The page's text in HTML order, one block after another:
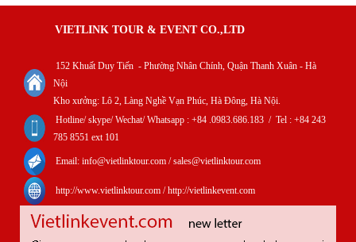
152 Khuất Duy Tiến - Phường Nhân Chính, Quận Thanh Xuân - Hà
Nội
Kho xưởng: Lô 2, Làng Nghề Vạn Phúc, Hà Đông, Hà Nội.
Hotline/ skype/ Wechat/ Whatsapp : +84 .0983.686.183 / Tel : +84 243
http://www.vietlinktour.com / http://vietlinkevent.com